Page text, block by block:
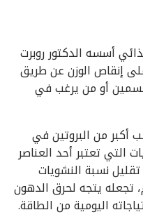
أسسه الدكتور روبرت
إنقاص الوزن عن طريق
أو من يرغب في
أكبر من البروتين في
التي تعتبر أحد العناصر
نسبة النشويات
تجعله يتجه لحرق الدهون
اليومية من الطاقة.